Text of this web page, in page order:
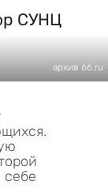
СУНЦ
архив 66.ru
себе